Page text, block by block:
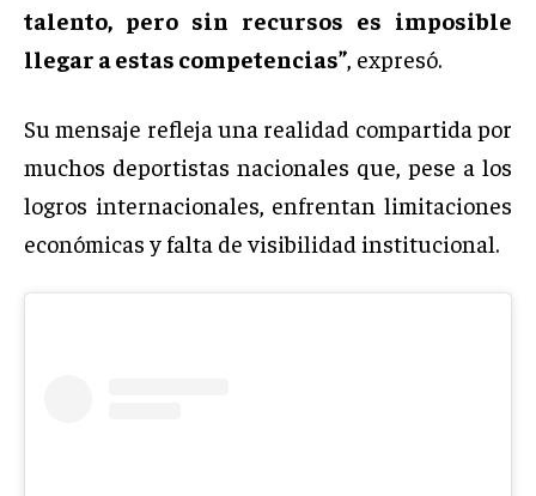
talento, pero sin recursos es imposible
llegar a estas competencias”, expresó.
Su mensaje refleja una realidad compartida por
muchos deportistas nacionales que, pese a los
logros internacionales, enfrentan limitaciones
económicas y falta de visibilidad institucional.